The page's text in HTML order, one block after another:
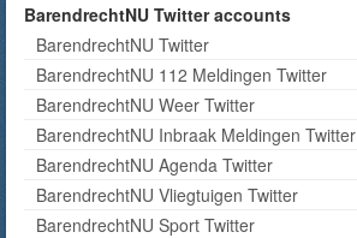
BarendrechtNU Twitter accounts
BarendrechtNU Twitter
BarendrechtNU 112 Meldingen Twitter
BarendrechtNU Weer Twitter
BarendrechtNU Inbraak Meldingen Twitter
BarendrechtNU Agenda Twitter
BarendrechtNU Vliegtuigen Twitter
BarendrechtNU Sport Twitter